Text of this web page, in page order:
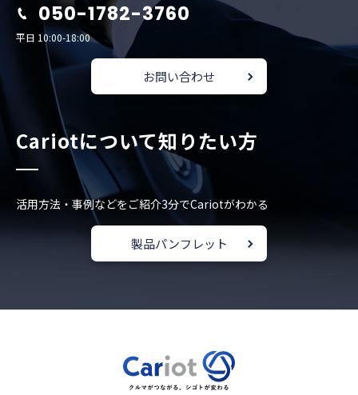
050-1782-3760
平日 10:00-18:00
お問い合わせ
Cariotについて知りたい方
活用方法・事例などをご紹介3分でCariotがわかる
製品パンフレット